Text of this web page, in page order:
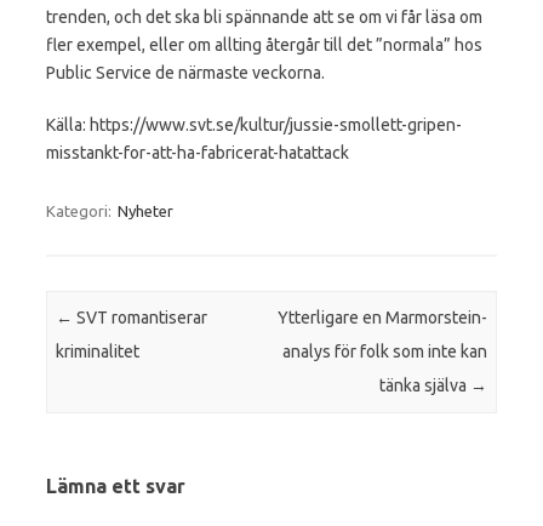
trenden, och det ska bli spännande att se om vi får läsa om
fler exempel, eller om allting återgår till det ”normala” hos
Public Service de närmaste veckorna.
Källa: https://www.svt.se/kultur/jussie-smollett-gripen-
misstankt-for-att-ha-fabricerat-hatattack
Kategori: Nyheter
Inläggsnavigering
← SVT romantiserar
kriminalitet
Ytterligare en Marmorstein-
analys för folk som inte kan
tänka själva →
Lämna ett svar